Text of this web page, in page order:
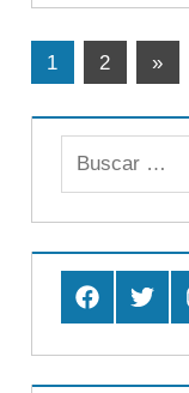
de
entradas
1 2 »
FacebookTwitter